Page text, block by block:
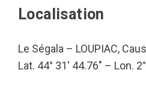
Localisation
Le Ségala – LOUPIAC,
Lat. 44° 31′ 44.76″ – Lon.